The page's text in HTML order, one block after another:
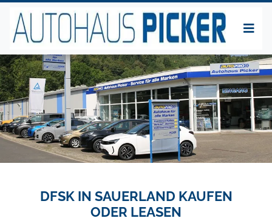
DFSK IN SAUERLAND KAUFEN
ODER LEASEN